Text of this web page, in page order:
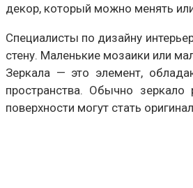
декор, который можно менять
Специалисты по дизайну
стену. Маленькие мозаики или
Зеркала — это элемент,
пространства. Обычно
поверхности могут стать